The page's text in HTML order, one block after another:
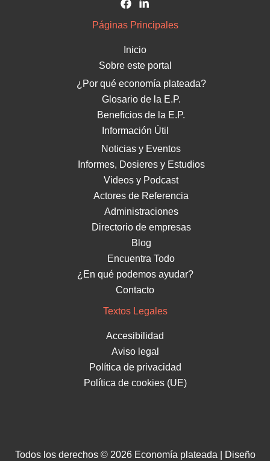
Páginas Principales
Inicio
Sobre este portal
¿Por qué economía plateada?
Glosario de la E.P.
Beneficios de la E.P.
Información Útil
Noticias y Eventos
Informes, Dosieres y Estudios
Videos y Podcast
Actores de Referencia
Administraciones
Directorio de empresas
Blog
Encuentra Todo
¿En qué podemos ayudar?
Contacto
Textos Legales
Accesibilidad
Aviso legal
Política de privacidad
Política de cookies (UE)
Todos los derechos © 2026 Economía plateada | Diseño